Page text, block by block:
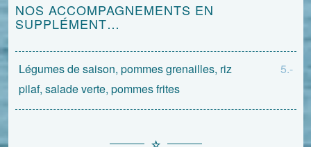
NOS ACCOMPAGNEMENTS EN
SUPPLÉMENT…
Légumes de saison, pommes grenailles, riz
pilaf, salade verte, pommes frites
5.-